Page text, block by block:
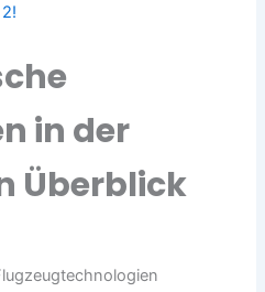
in der
Überblick